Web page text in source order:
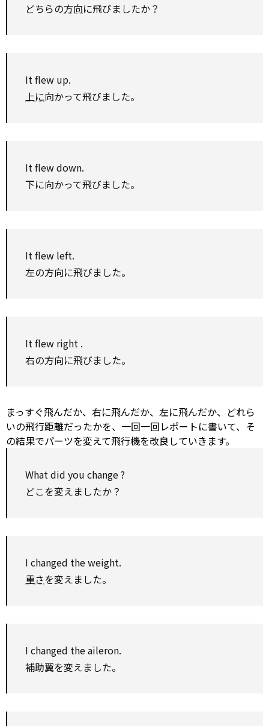
どちらの方向に飛びましたか？
It flew up.
上に向かって飛びました。
It flew down.
下に向かって飛びました。
It flew left.
左の方向に飛びました。
It flew right .
右の方向に飛びました。
まっすぐ飛んだか、右に飛んだか、左に飛んだか、どれら
いの飛行距離だったかを、一回一回レポートに書いて、そ
の結果でパーツを変えて飛行機を改良していきます。
What did you change?
どこを変えましたか？
I changed the weight.
重さを変えました。
I changed the aileron.
補助翼を変えました。